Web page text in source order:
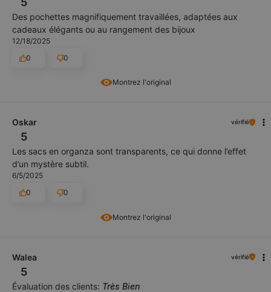
Montrez l'original
Des pochettes magnifiquement travaillées, adaptées aux
cadeaux élégants ou au rangement des bijoux
12/18/2025
0
0
Montrez l'original
Oskar vérifié
5
Les sacs en organza sont transparents, ce qui donne l’effet
d’un mystère subtil.
6/5/2025
0
0
Walea vérifié
5
Évaluation des clients: Très Bien